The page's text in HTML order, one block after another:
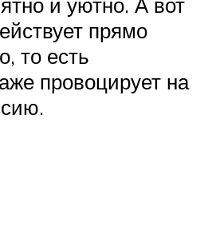
и уютно. А вот
прямо
то есть
провоцирует на